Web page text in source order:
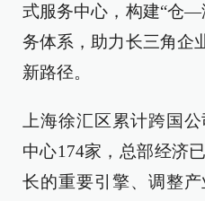
式服务中心，构建“仓
务体系，助力长三角企
新路径。
上海徐汇区累计跨国
中心174家，总部经济
长的重要引擎、调整